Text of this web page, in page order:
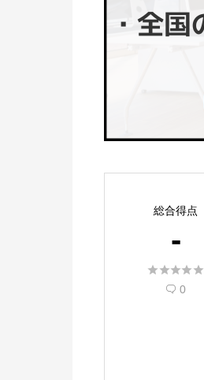
総合得点
-

 0